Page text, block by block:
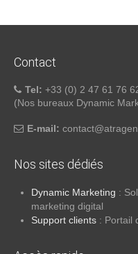
Contact
Tel: +33 (0) 2 47 61 76
(Nos bureaux Dynamic
E-mail: negar
ta@tc
atnoc
Nos sites dédiés
Dynamic Marketing :
marketing digital
Support clients : Portail